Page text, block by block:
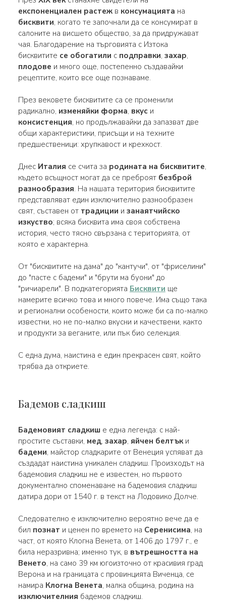
експоненциален растежв консумацията на
бисквити, когато те започнали да се консумират в
салоните на висшето общество, за да придружават
чая. Благодарение на търговията с Изтока
бисквитите се обогатили с подправки, захар,
плодове и много още, постепенно създавайки
рецептите, които все още познаваме.
През вековете бисквитите са се променили
радикално, изменяйки форма, вкус и
консистенция, но продължавайки да запазват две
общи характеристики, присъщи и на техните
предшественици: хрупкавост и крехкост.
Днес Италия се счита за родината на бисквитите,
където всъщност могат да се преброят безброй
разнообразия. На нашата територия бисквитите
представляват един изключително разнообразен
свят, съставен от традиции и занаятчийско
изкуство; всяка бисквита има своя собствена
история, често тясно свързана с територията, от
която е характерна.
От "бисквитите на дама" до "кантучи", от "фриселини"
до "пасте с бадеми" и "брути ма буони" до
"ричиарели". В подкатегорията Бисквити ще
намерите всичко това и много повече. Има също така
и регионални особености, които може би са по-малко
известни, но не по-малко вкусни и качествени, както
и продукти за веганите, или пък био селекция.
С една дума, наистина е един прекрасен свят, който
трябва да откриете.
Бадемов сладкиш
Бадемовият сладкиш е една легенда: с най-
простите съставки, мед, захар, яйчен белтъки
бадеми, майстор сладкарите от Венеция успяват да
създадат наистина уникален сладкиш. Произходът на
бадемовия сладкиш не е известен, но първото
документално споменаване на бадемовия сладкиш
датира дори от 1540 г. в текст на Лодовико Долче.
Следователно е изключително вероятно вече да е
бил познат и ценен по времето на Серенисима, на
част, от която Клогна Венета, от 1406 до 1797 г., е
била неразривна; именно тук, в вътрешността на
Венето, на само 39 км югоизточно от красивия град
Верона и на границата с провинцията Виченца, се
намира Клогна Венета, малка община, родина на
изключителния бадемов сладкиш.